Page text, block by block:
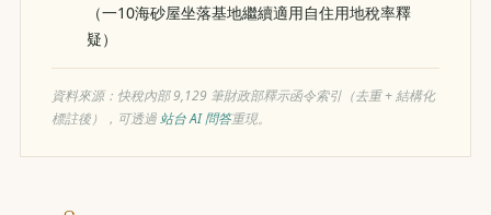
（一10海砂屋坐落基地繼續適用自住用地稅率釋
疑）
資料來源：快稅內部 9,129 筆財政部釋示函令索引（去重 + 結構化
標註後），可透過站台 AI 問答重現。